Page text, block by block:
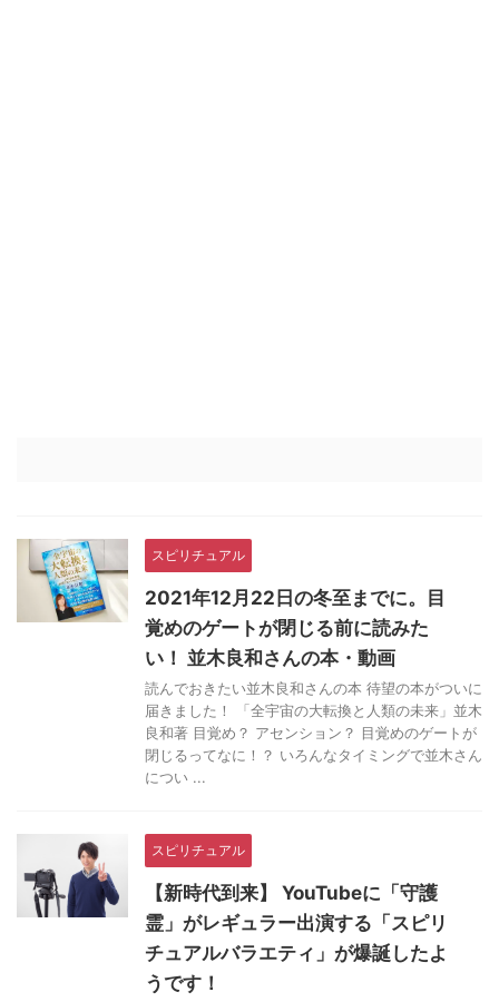
スピリチュアル
2021年12月22日の冬至までに。目
覚めのゲートが閉じる前に読みた
い！ 並木良和さんの本・動画
読んでおきたい並木良和さんの本 待望の本がついに
届きました！ 「全宇宙の大転換と人類の未来」並木
良和著 目覚め？ アセンション？ 目覚めのゲートが
閉じるってなに！？ いろんなタイミングで並木さん
につい ...
スピリチュアル
【新時代到来】 YouTubeに「守護
霊」がレギュラー出演する「スピリ
チュアルバラエティ」が爆誕したよ
うです！